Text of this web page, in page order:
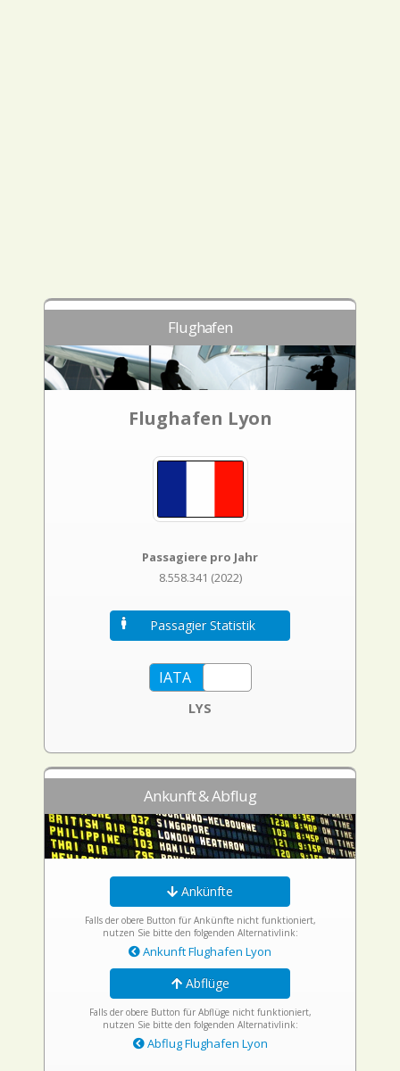
Flughafen
Flughafen Lyon
Passagiere pro Jahr
8.558.341 (2022)
Passagier Statistik
LYS
Ankunft & Abflug
Ankünfte
Falls der obere Button für Ankünfte nicht funktioniert,
nutzen Sie bitte den folgenden Alternativlink:
Ankunft Flughafen Lyon
Abflüge
Falls der obere Button für Abflüge nicht funktioniert,
nutzen Sie bitte den folgenden Alternativlink:
Abflug Flughafen Lyon